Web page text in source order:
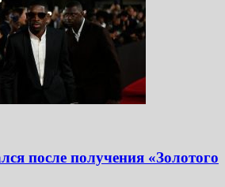
после получения «Золотого